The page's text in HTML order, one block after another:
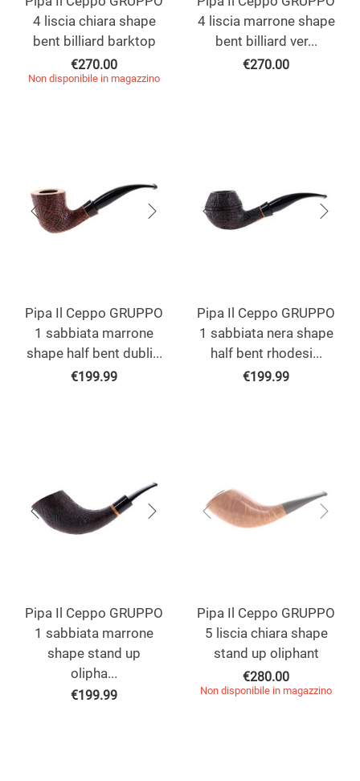
4 liscia chiara shape
bent billiard barktop
€270.00
Non disponibile in magazzino
4 liscia marrone shape
bent billiard ver...
€270.00
Pipa Il Ceppo GRUPPO
1 sabbiata marrone
shape half bent dubli...
€199.99
Pipa Il Ceppo GRUPPO
1 sabbiata nera shape
half bent rhodesi...
€199.99
Pipa Il Ceppo GRUPPO
1 sabbiata marrone
shape stand up
olipha...
€199.99
Pipa Il Ceppo GRUPPO
5 liscia chiara shape
stand up oliphant
€280.00
Non disponibile in magazzino